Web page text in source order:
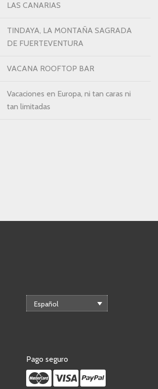
LAS CANARIAS
TINDAYA, LA MONTAÑA SAGRADA
DE FUERTEVENTURA
VACANA ROOFTOP BAR
Vacaciones en Europa, ni tan caras ni
tan limitadas
Español
Pago seguro